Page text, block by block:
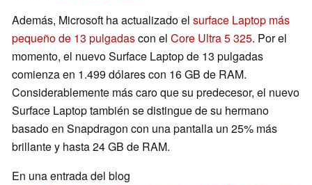
Además, Microsoft ha actualizado el surface Laptop más
pequeño de 13 pulgadascon el Core Ultra 5 325. Por el
momento, el nuevo Surface Laptop de 13 pulgadas
comienza en 1.499 dólares con 16 GB de RAM.
Considerablemente más caro que su predecesor, el nuevo
Surface Laptop también se distingue de su hermano
basado en Snapdragon con una pantalla un 25% más
brillante y hasta 24 GB de RAM.
En una entrada del blog